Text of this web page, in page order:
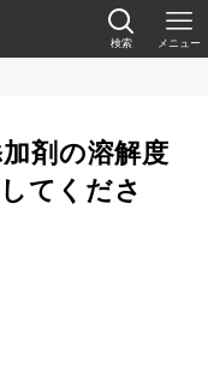
検索 メニュー
剤の溶解度
てくださ